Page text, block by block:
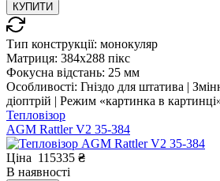
КУПИТИ
Тип конструкції: монокуляр
Матриця: 384x288 пікс
Фокусна відстань: 25 мм
Особливості: Гніздо для штатива |
діоптрій | Режим «картинка в
Тепловізор
AGM Rattler V2 35-384
Ціна 115335 ₴
В наявності